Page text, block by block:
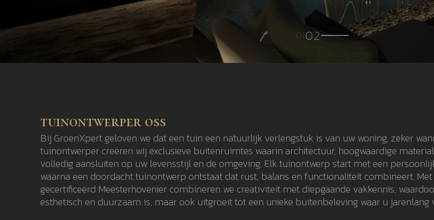
tuinontwerper oss
Bij GroenXpert geloven we dat een tuin een natuurlijk verlengstuk is van uw woning, zeker
tuinontwerper creëren wij exclusieve buitenruimtes waarin architectuur, hoogwaardige
volledig aansluiten op uw levensstijl en de omgeving. Elk tuinontwerp start met een
waarna een doordacht tuinontwerp ontstaat dat rust, balans en functionaliteit combineert.
gecertificeerd Meesterhovenier combineren we creativiteit met diepgaande vakkennis,
esthetisch en duurzaam is, maar ook uitgroeit tot een unieke buitenbeleving waar u jarenlang